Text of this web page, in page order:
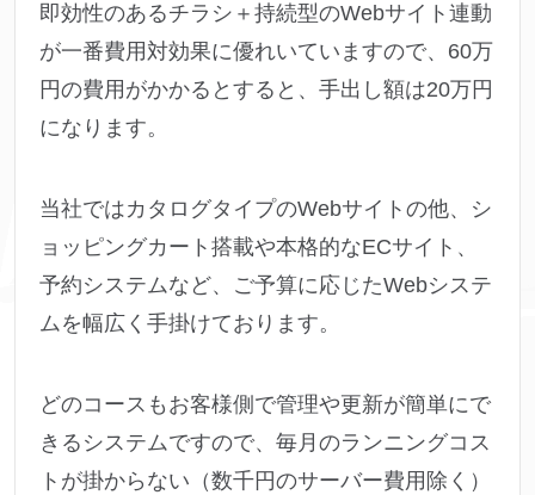
即効性のあるチラシ＋持続型のWebサイト連動
が一番費用対効果に優れいていますので、60万
円の費用がかかるとすると、手出し額は20万円
になります。
当社ではカタログタイプのWebサイトの他、シ
ョッピングカート搭載や本格的なECサイト、
予約システムなど、ご予算に応じたWebシステ
ムを幅広く手掛けております。
どのコースもお客様側で管理や更新が簡単にで
きるシステムですので、毎月のランニングコス
トが掛からない（数千円のサーバー費用除く）